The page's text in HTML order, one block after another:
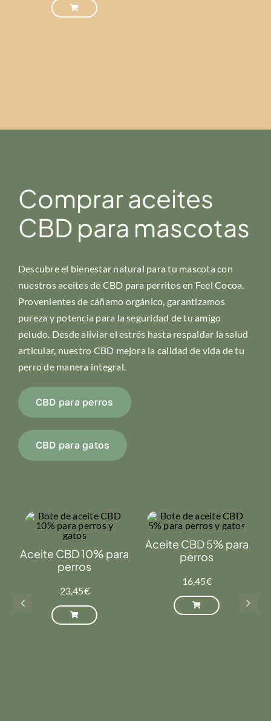
Aceite CBD 10% para
perros
23,45€
Aceite CBD 5% para
perros
16,45€
Comprar aceites
CBD para mascotas
Descubre el bienestar natural para tu mascota con
nuestros aceites de CBD para perritos en Feel Cocoa.
Provenientes de cáñamo orgánico, garantizamos
pureza y potencia para la seguridad de tu amigo
peludo. Desde aliviar el estrés hasta respaldar la salud
articular, nuestro CBD mejora la calidad de vida de tu
perro de manera integral.
CBD para perros
CBD para gatos